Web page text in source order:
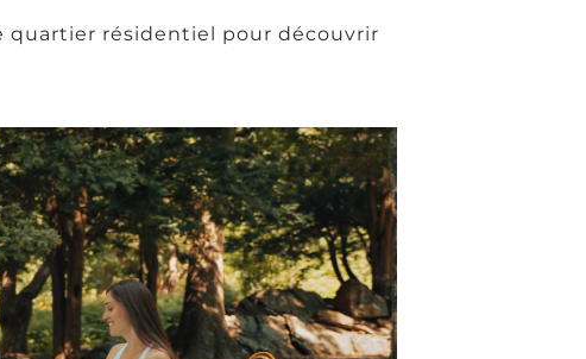
quartier résidentiel pour découvrir